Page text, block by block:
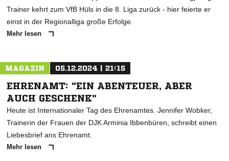
Trainer kehrt zum VfB Hüls in die 8. Liga zurück - hier feierte er
einst in der Regionalliga große Erfolge.
Mehr lesen
MAGAZIN 05.12.2024 | 21:15
EHRENAMT: "EIN ABENTEUER, ABER
AUCH GESCHENK"
Heute ist Internationaler Tag des Ehrenamtes. Jennifer Wobker,
Trainerin der Frauen der DJK Arminia Ibbenbüren, schreibt einen
Liebesbrief ans Ehrenamt.
Mehr lesen